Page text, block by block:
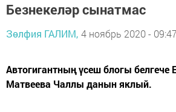
Безнекеләр сынатмас
Зөлфия ГАЛИМ, 4 ноябрь 2020 - 09:47
Автогигантның үсеш блогы белгече
Матвеева Чаллы данын яклый.